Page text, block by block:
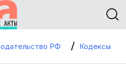
РФ Кодексы